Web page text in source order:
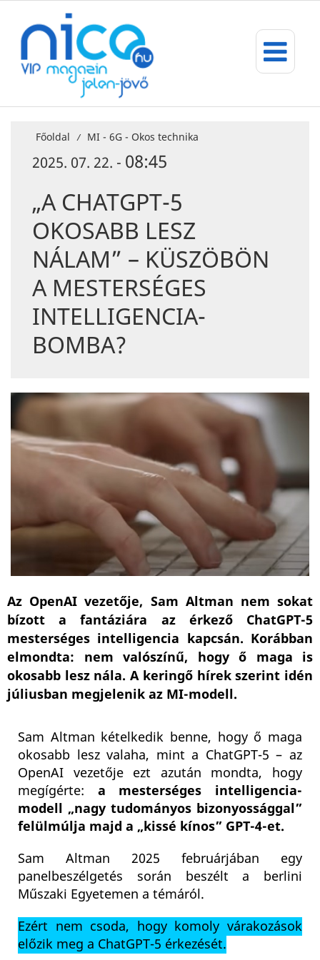
Főoldal / MI - 6G - Okos technika
2025. 07. 22. - 08:45
„A CHATGPT-5
OKOSABB LESZ
NÁLAM” – KÜSZÖBÖN
A MESTERSÉGES
INTELLIGENCIA-
BOMBA?
Az OpenAI vezetője, Sam Altman nem sokat
bízott a fantáziára az érkező ChatGPT-5
mesterséges intelligencia kapcsán. Korábban
elmondta: nem valószínű, hogy ő maga is
okosabb lesz nála. A keringő hírek szerint idén
júliusban megjelenik az MI-modell.
Sam Altman kételkedik benne, hogy ő maga
okosabb lesz valaha, mint a ChatGPT-5 – az
OpenAI vezetője ezt azután mondta, hogy
megígérte: a mesterséges intelligencia-
modell „nagy tudományos bizonyossággal”
felülmúlja majd a „kissé kínos” GPT-4-et.
Sam Altman 2025 februárjában egy
panelbeszélgetés során beszélt a berlini
Műszaki Egyetemen a témáról.
Ezért nem csoda, hogy komoly várakozások
előzik meg a ChatGPT-5 érkezését.